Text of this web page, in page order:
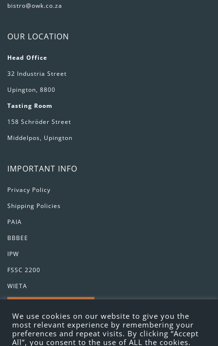
bistro@owk.co.za
OUR LOCATION
Head Office
32 Industria Street
Upington, 8800
Tasting Room
158 Schröder Street
Middelpos, Upington
IMPORTANT INFO
Privacy Policy
Shipping Policies
PAIA
BBBEE
IPW
FSSC 2200
WIETA
We use cookies on our website to give you the
most relevant experience by remembering your
preferences and repeat visits. By clicking “Accept
All”, you consent to the use of ALL the cookies.